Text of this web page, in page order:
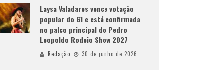
Laysa Valadares vence votação
popular do G1 e está confirmada
no palco principal do Pedro
Leopoldo Rodeio Show 2027
Redação 30 de junho de 2026